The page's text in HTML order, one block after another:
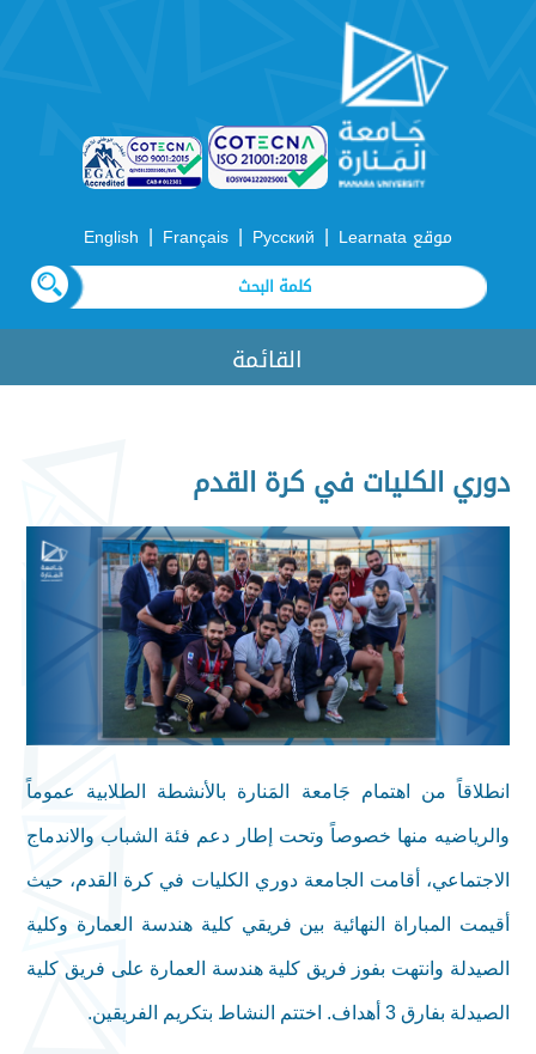
موقع Learnata |
Русский
|
Français
|
English
القائمة
دوري الكليات في كرة القدم
انطلاقاً من اهتمام جَامعة المَنارة بالأنشطة الطلابية عموماً
والرياضيه منها خصوصاً وتحت إطار دعم فئة الشباب والاندماج
الاجتماعي، أقامت الجامعة دوري الكليات في كرة القدم، حيث
أقيمت المباراة النهائية بين فريقي كلية هندسة العمارة وكلية
الصيدلة وانتهت بفوز فريق كلية هندسة العمارة على فريق كلية
الصيدلة بفارق 3 أهداف. اختتم النشاط بتكريم الفريقين.